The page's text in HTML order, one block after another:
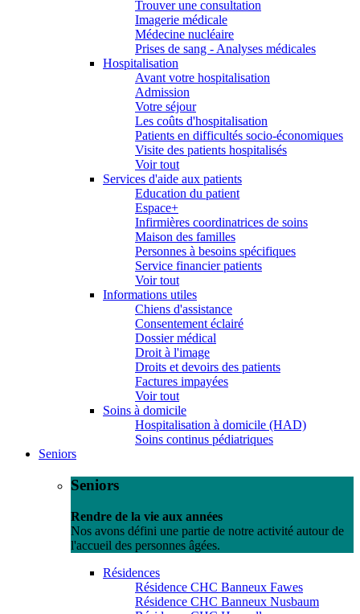
Trouver une consultation
Imagerie médicale
Médecine nucléaire
Prises de sang - Analyses médicales
Hospitalisation
Avant votre hospitalisation
Admission
Votre séjour
Les coûts d'hospitalisation
Patients en difficultés socio-économiques
Visite des patients hospitalisés
Voir tout
Services d'aide aux patients
Education du patient
Espace+
Infirmières coordinatrices de soins
Maison des familles
Personnes à besoins spécifiques
Service financier patients
Voir tout
Informations utiles
Chiens d'assistance
Consentement éclairé
Dossier médical
Droit à l'image
Droits et devoirs des patients
Factures impayées
Voir tout
Soins à domicile
Hospitalisation à domicile (HAD)
Soins continus pédiatriques
Seniors
Seniors
Rendre de la vie aux années
Nos avons défini une partie de notre activité autour de
l'accueil des personnes âgées.
Résidences
Résidence CHC Banneux Fawes
Résidence CHC Banneux Nusbaum